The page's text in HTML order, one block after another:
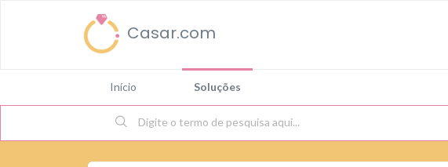
Casar.com
Início Soluções